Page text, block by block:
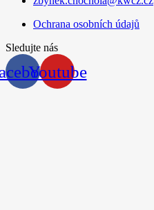
Ochrana osobních údajů
Sledujte nás
Youtube